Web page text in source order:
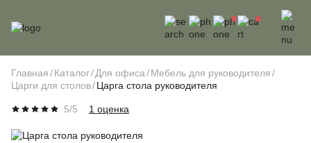
Главная Каталог Для офиса
Мебель для руководителя
Царги для столов Царга стола руководителя
5/5 1 оценка